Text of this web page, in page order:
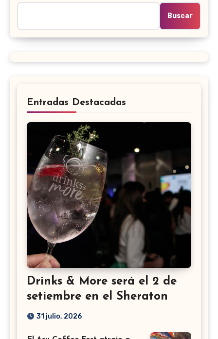
Buscar
Entradas Destacadas
Drinks & More será el 2 de
setiembre en el Sheraton
31 julio, 2026